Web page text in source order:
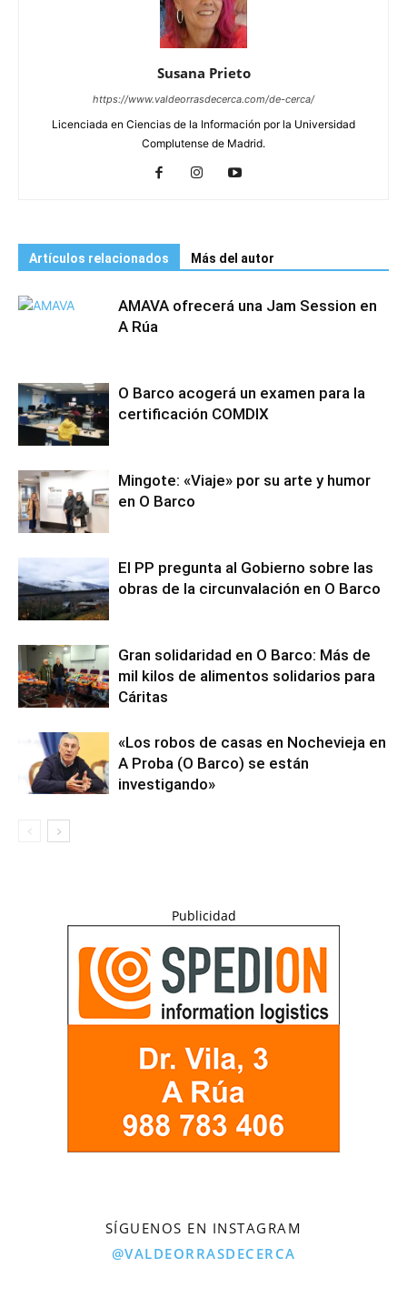
Susana Prieto
https://www.valdeorrasdecerca.com/de-cerca/
Licenciada en Ciencias de la Información por la Universidad
Complutense de Madrid.
Artículos relacionados Más del autor
AMAVA ofrecerá una Jam Session en
A Rúa
O Barco acogerá un examen para la
certificación COMDIX
Mingote: «Viaje» por su arte y humor
en O Barco
El PP pregunta al Gobierno sobre las
obras de la circunvalación en O Barco
Gran solidaridad en O Barco: Más de
mil kilos de alimentos solidarios para
Cáritas
«Los robos de casas en Nochevieja en
A Proba (O Barco) se están
investigando»
Publicidad
SÍGUENOS EN INSTAGRAM
@VALDEORRASDECERCA